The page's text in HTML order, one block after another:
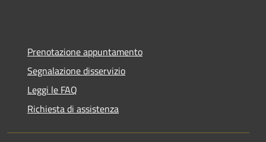
Prenotazione appuntamento
Segnalazione disservizio
Leggi le FAQ
Richiesta di assistenza